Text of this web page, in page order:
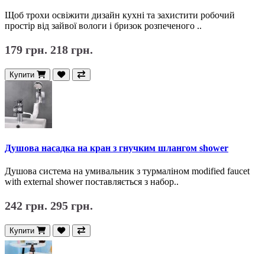
Щоб трохи освіжити дизайн кухні та захистити робочий
простір від зайвої вологи і бризок розпеченого ..
179 грн. 218 грн.
Купити
Душова насадка на кран з гнучким шлангом shower
Душова система на умивальник з турмаліном modified faucet
with external shower поставляється з набор..
242 грн. 295 грн.
Купити